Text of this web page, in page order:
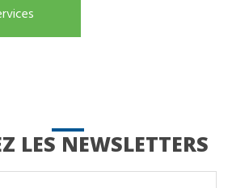
LES NEWSLETTERS